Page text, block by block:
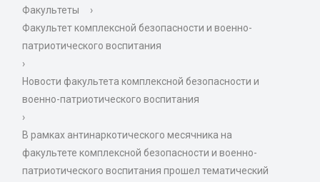
Факультеты
›
Факультет комплексной безопасности и военно-
патриотического воспитания
›
Новости факультета комплексной безопасности и
военно-патриотического воспитания
›
В рамках антинаркотического месячника на
факультете комплексной безопасности и военно-
патриотического воспитания прошел тематический